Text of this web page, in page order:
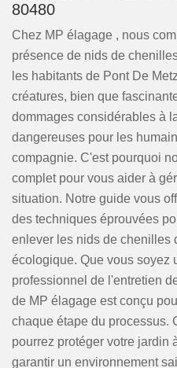
80480
Chez MP élagage , nous
présence de nids de
les habitants de Pont De
créatures, bien que
dommages considérables à
dangereuses pour les
compagnie. C'est pourquoi
complet pour vous aider à
situation. Notre guide vous
des techniques éprouvées
enlever les nids de chenilles
écologique. Que vous soyez
professionnel de l'entretien
de MP élagage est conçu
chaque étape du processus.
pourrez protéger votre jardin
garantir un environnement